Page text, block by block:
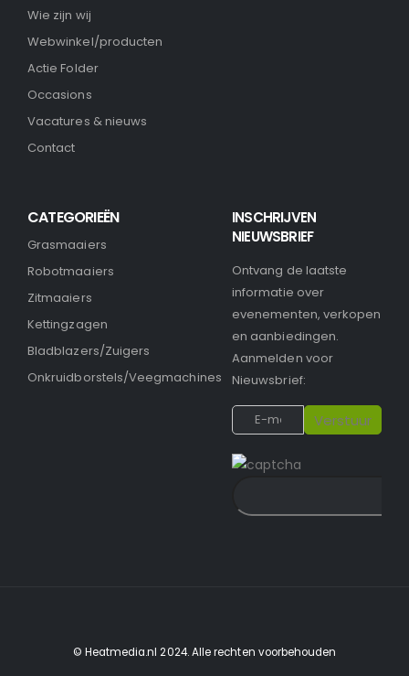
Wie zijn wij
Webwinkel/producten
Actie Folder
Occasions
Vacatures & nieuws
Contact
CATEGORIEËN
Grasmaaiers
Robotmaaiers
Zitmaaiers
Kettingzagen
Bladblazers/Zuigers
Onkruidborstels/Veegmachines
INSCHRIJVEN
NIEUWSBRIEF
Ontvang de laatste
informatie over
evenementen, verkopen
en aanbiedingen.
Aanmelden voor
Nieuwsbrief:
© Heatmedia.nl 2024. Alle rechten voorbehouden